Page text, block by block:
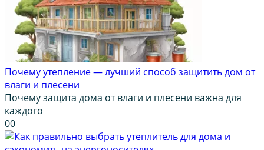
Почему утепление — лучший способ защитить дом от
влаги и плесени
Почему защита дома от влаги и плесени важна для
каждого
00